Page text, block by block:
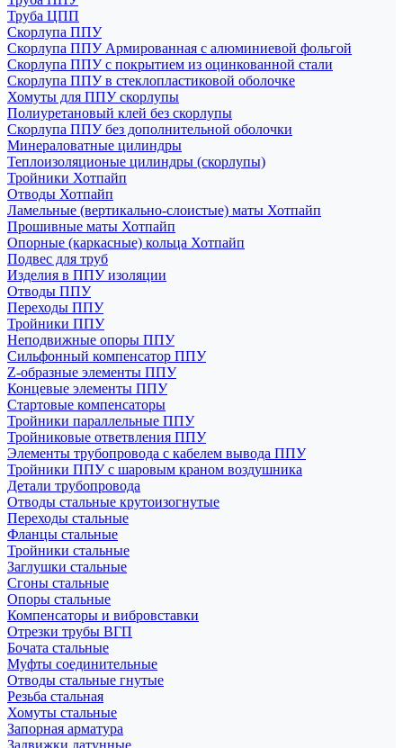
Труба ЦПП
Скорлупа ППУ
Скорлупа ППУ Армированная с алюминиевой фольгой
Скорлупа ППУ с покрытием из оцинкованной стали
Скорлупа ППУ в стеклопластиковой оболочке
Хомуты для ППУ скорлупы
Полиуретановый клей без скорлупы
Скорлупа ППУ без дополнительной оболочки
Минераловатные цилиндры
Теплоизоляционые цилиндры (скорлупы)
Тройники Хотпайп
Отводы Хотпайп
Ламельные (вертикально-слоистые) маты Хотпайп
Прошивные маты Хотпайп
Опорные (каркасные) кольца Хотпайп
Подвес для труб
Изделия в ППУ изоляции
Отводы ППУ
Переходы ППУ
Тройники ППУ
Неподвижные опоры ППУ
Cильфонный компенсатор ППУ
Z-образные элементы ППУ
Концевые элементы ППУ
Стартовые компенсаторы
Тройники параллельные ППУ
Тройниковые ответвления ППУ
Элементы трубопровода с кабелем вывода ППУ
Тройники ППУ с шаровым краном воздушника
Детали трубопровода
Отводы стальные крутоизогнутые
Переходы стальные
Фланцы стальные
Тройники стальные
Заглушки стальные
Сгоны стальные
Опоры стальные
Компенсаторы и вибровставки
Отрезки трубы ВГП
Бочата стальные
Муфты соединительные
Отводы стальные гнутые
Резьба стальная
Хомуты стальные
Запорная арматура
Задвижки латунные